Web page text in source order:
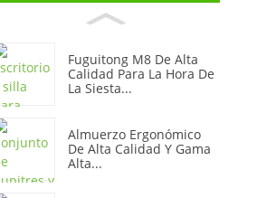
Fuguitong M8 De Alta
Calidad Para La Hora De
La Siesta...
Almuerzo Ergonómico
De Alta Calidad Y Gama
Alta...